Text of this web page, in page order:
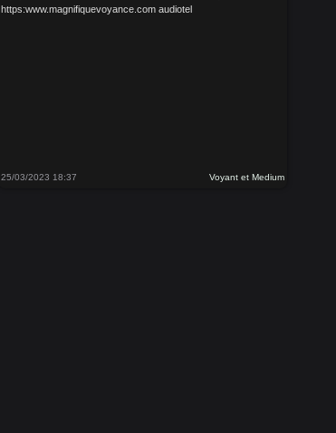
https:www.magnifiquevoyance.com audiotel
25/03/2023 18:37 Voyant et Medium